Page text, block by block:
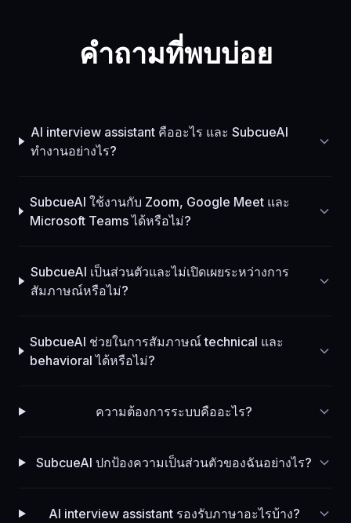
คำถามที่พบบ่อย
AI interview assistant คืออะไร และ SubcueAI
ทำงานอย่างไร?
SubcueAI ใช้งานกับ Zoom, Google Meet และ
Microsoft Teams ได้หรือไม่?
SubcueAI เป็นส่วนตัวและไม่เปิดเผยระหว่างการ
สัมภาษณ์หรือไม่?
SubcueAI ช่วยในการสัมภาษณ์ technical และ
behavioral ได้หรือไม่?
ความต้องการระบบคืออะไร?
SubcueAI ปกป้องความเป็นส่วนตัวของฉันอย่างไร?
AI interview assistant รองรับภาษาอะไรบ้าง?